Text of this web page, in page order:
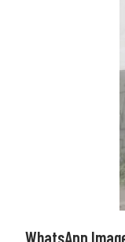
WhatsApp